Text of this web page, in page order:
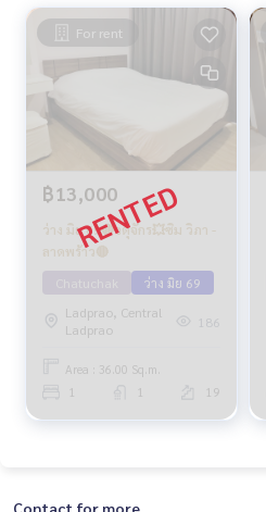
For rent
฿13,000
ว่าง มิย 69🔴จตุจักร💥ซิม วิภา -
ลาดพร้าว🔴
ว่าง มิย 69
Ladprao, Central
Ladprao
186
Area : 36.00 Sq.m.
1 1 19
Contact for more